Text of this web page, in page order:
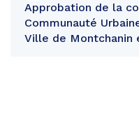
Approbation de la
Communauté
Ville de Montchanin